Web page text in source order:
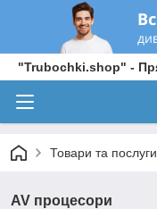
"Trubochki.shop" -
Товари та послуги
AV процесори